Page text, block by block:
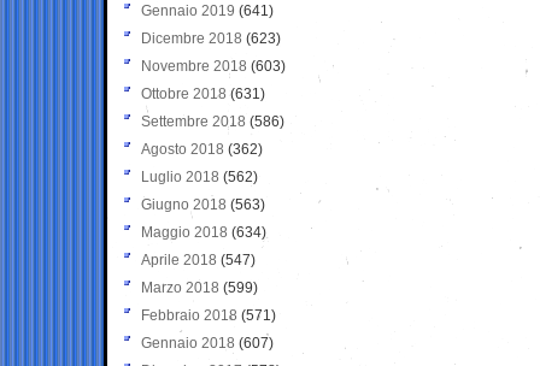
Gennaio 2019 (641)
Dicembre 2018 (623)
Novembre 2018 (603)
Ottobre 2018 (631)
Settembre 2018 (586)
Agosto 2018 (362)
Luglio 2018 (562)
Giugno 2018 (563)
Maggio 2018 (634)
Aprile 2018 (547)
Marzo 2018 (599)
Febbraio 2018 (571)
Gennaio 2018 (607)